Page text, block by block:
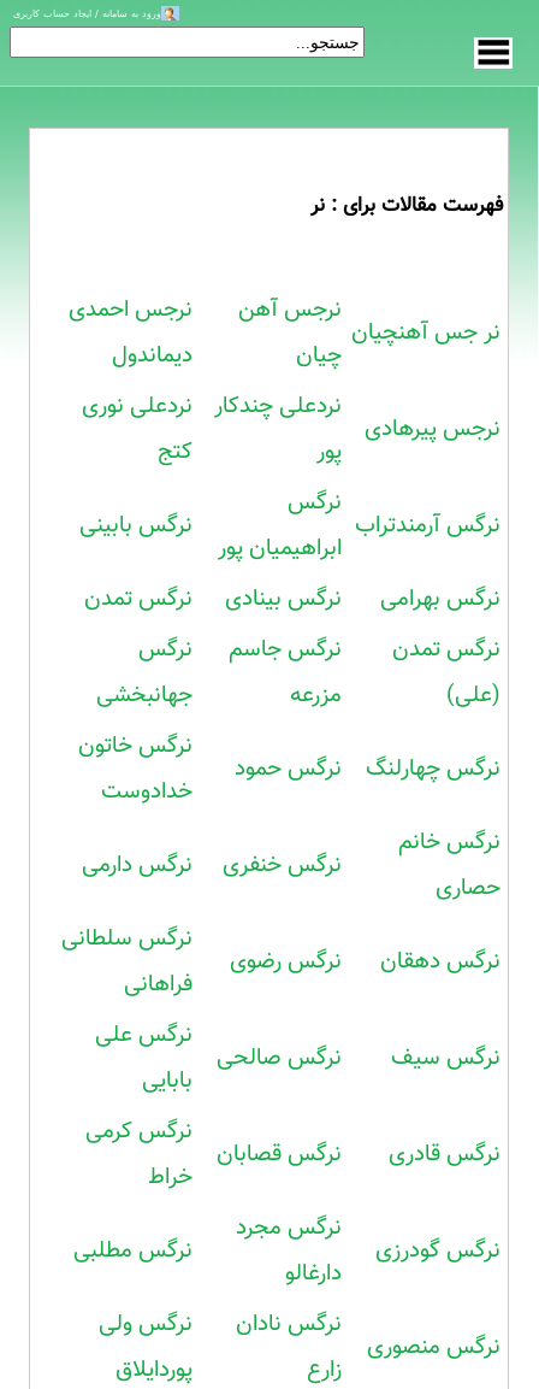
فهرست مقالات برای : نر
نر جس آهنچیان
نرجس آهن
چیان
نرجس احمدی
دیماندول
نرجس پیرهادی
نردعلی چندکار
پور
نردعلی نوری
کتج
نرگس آرمندتراب
نرگس
ابراهیمیان پور
نرگس بابینی
نرگس بهرامی نرگس بینادی
نرگس تمدن
نرگس تمدن
(علی)
نرگس جاسم
مزرعه
نرگس
جهانبخشی
نرگس چهارلنگ نرگس حمود
نرگس خاتون
خدادوست
نرگس خانم
حصاری
نرگس خنفری نرگس دارمی
نرگس دهقان نرگس رضوی
نرگس سلطانی
فراهانی
نرگس سیف نرگس صالحی
نرگس علی
بابایی
نرگس قادری نرگس قصابان
نرگس کرمی
خراط
نرگس گودرزی
نرگس مجرد
دارغالو
نرگس مطلبی
نرگس منصوری
نرگس نادان
زارع
نرگس ولی
پوردایلاق
ورود به سامانه / ایجاد حساب کاربری